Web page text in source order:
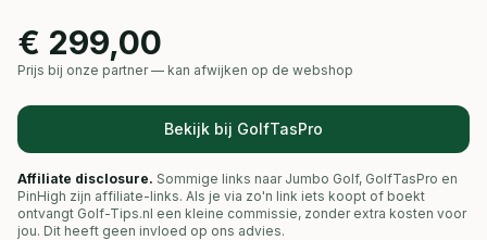
€ 299,00
Prijs bij onze partner — kan afwijken op de webshop
Bekijk bij GolfTasPro
Affiliate disclosure. Sommige links naar Jumbo Golf, GolfTasPro en
PinHigh zijn affiliate-links. Als je via zo'n link iets koopt of boekt
ontvangt Golf-Tips.nl een kleine commissie, zonder extra kosten voor
jou. Dit heeft geen invloed op ons advies.